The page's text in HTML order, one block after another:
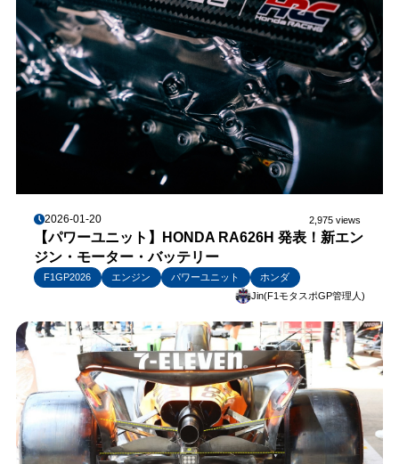
2026-01-20 2,975 views
【パワーユニット】HONDA RA626H 発表！新エン
ジン・モーター・バッテリー
F1GP2026 エンジン パワーユニット
ホンダ
Jin(F1モタスポGP管理人)